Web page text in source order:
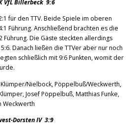
VfL Billerbeck 9:6
für den TTV. Beide Spiele im oberen
Führung. Anschließend brachten es die
Die Gäste steckten allerdings
Danach ließen die TTVer aber nur noch
schließlich mit 9:6 Punkten, womit der
Klümper/Nielbock, Pöppelbuß/Weckwerth,
Josef Pöppelbuß, Matthias Funke,
Weckwerth
Dorsten IV 3:9